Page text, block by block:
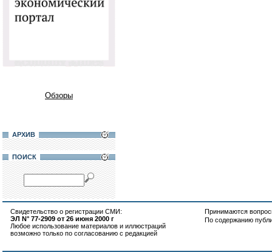
Обзоры
АРХИВ
ПОИСК
Свидетельство о регистрации СМИ:
ЭЛ N° 77-2909 от 26 июня 2000 г
Любое использование материалов и иллюстраций
возможно только по согласованию с редакцией
Принимаются
По содержанию